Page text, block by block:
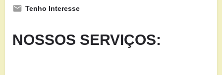
Tenho Interesse
NOSSOS SERVIÇOS: